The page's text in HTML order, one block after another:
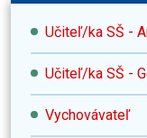
Učiteľ/ka SŠ -
Učiteľ/ka SŠ -
Vychovávateľ